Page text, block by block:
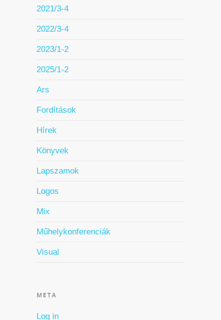
2021/3-4
2022/3-4
2023/1-2
2025/1-2
Ars
Fordítások
Hírek
Könyvek
Lapszamok
Logos
Mix
Műhelykonferenciák
Visual
META
Log in